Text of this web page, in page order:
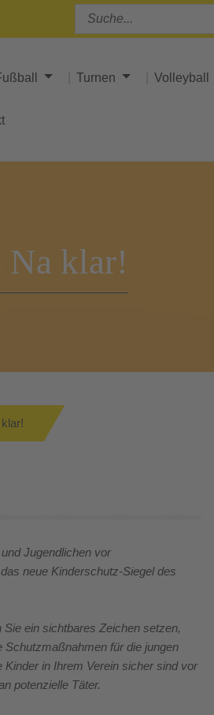
Turnen Volleyball
Na klar!
Jugendlichen vor
neue Kinderschutz-Siegel des
ein sichtbares Zeichen setzen,
für die jungen
in Ihrem Verein sicher sind vor
potenzielle Täter.